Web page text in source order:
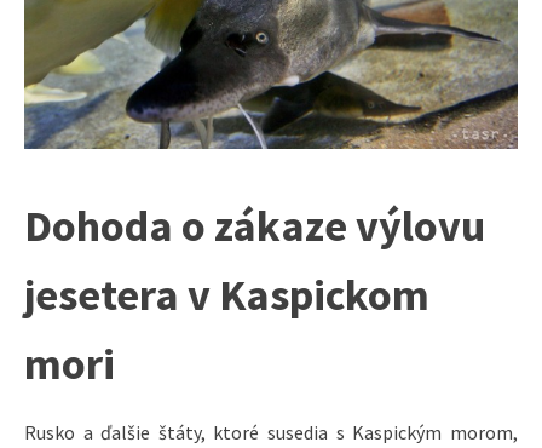
Dohoda o zákaze výlovu
jesetera v Kaspickom
mori
Rusko a ďalšie štáty, ktoré susedia s Kaspickým morom,